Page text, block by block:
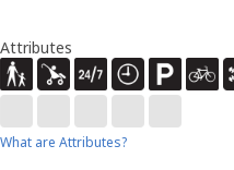
Attributes
What are Attributes?